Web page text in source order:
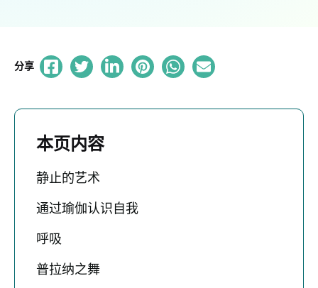
分享
本页内容
静止的艺术
通过瑜伽认识自我
呼吸
普拉纳之舞